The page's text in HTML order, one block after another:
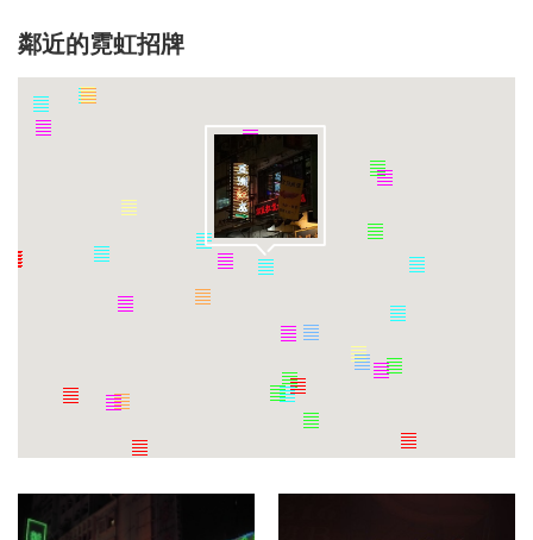
鄰近的霓虹招牌